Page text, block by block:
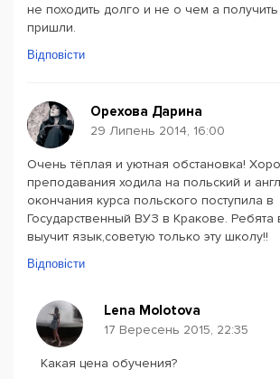
не походить долго и не о чем а
пришли.
Відповісти
Орехова Дарина
29 Липень 2014, 16:00
Очень тёплая и уютная обстановка!
преподавания ходила на польский и
окончания курса польского поступила в
Государственный ВУЗ в Кракове. Ребята
выучит язык,советую только эту школу!!
Відповісти
Lena Molotova
17 Вересень 2015, 22:35
Какая цена обучения?